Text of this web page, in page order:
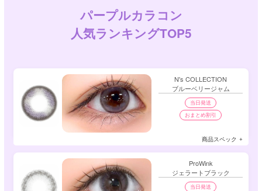
✔ 透明感のある儚げな瞳になりたいなら
・ラベンダーやピンク寄りの淡いパープル
・フチなしデザイン
→ ふんわり柔らかく、色素薄い印象を演出できます。
・深みのあるパープルカラー
・くっきりしたフチありデザイン
・大きめの着色直径
→ ミステリアスで華やかな目元に仕上がります。
パープルカラコンは、いつものメイクにプラスするだけで雰囲
気を変えられる万能カラーです💜
普段使いには自然になじむパープル、特別な日には華やかなパ
ープルなど、シーンに合わせてお気に入りのカラーを見つけて
パープルカラコン
人気ランキングTOP5
N's COLLECTION
ブルーベリージャム
当日発送
おまとめ割引
商品スペック
ProWink
ジェラートブラック
当日発送